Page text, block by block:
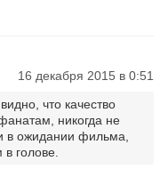
16 декабря 2015 в 0:51
что качество
никогда не
в ожидании фильма,
голове.